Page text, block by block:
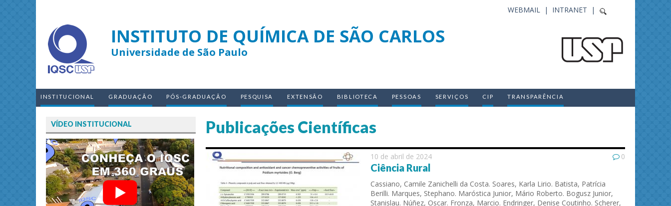
INTRANET |
WEBMAIL |
INSTITUTO DE QUÍMICA DE SÃO CARLOS
Universidade de São Paulo
INSTITUCIONAL GRADUAÇÃO PÓS-GRADUAÇÃO PESQUISA EXTENSÃO BIBLIOTECA PESSOAS SERVIÇOS CIP TRANSPARÊNCIA
Publicações Científicas
10 de abril de 2024 0
Ciência Rural
Cassiano, Camile Zanichelli da Costa. Soares, Karla Lirio. Batista, Patrícia
Berilli. Marques, Stephano. Maróstica Junior, Mário Roberto. Bogusz Junior,
Stanislau. Núñez, Oscar. Fronza, Marcio. Endringer, Denise Coutinho. Scherer,
VÍDEO INSTITUCIONAL